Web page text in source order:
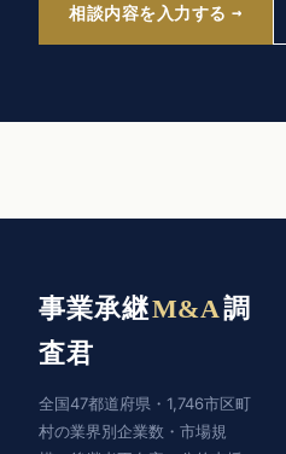
相談内容を入力する
事業承継M&A調
査君
全国47都道府県・1,746市区町
村の業界別企業数・市場規